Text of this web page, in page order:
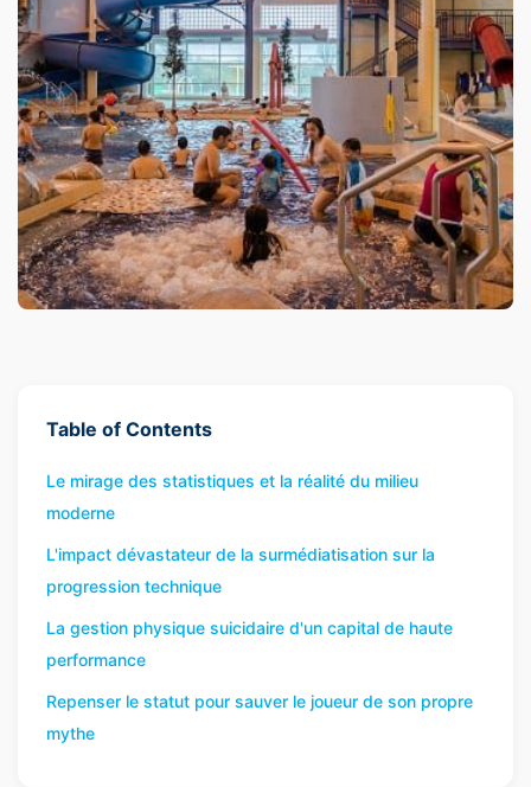
Table of Contents
Le mirage des statistiques et la réalité du milieu
moderne
L'impact dévastateur de la surmédiatisation sur la
progression technique
La gestion physique suicidaire d'un capital de haute
performance
Repenser le statut pour sauver le joueur de son propre
mythe